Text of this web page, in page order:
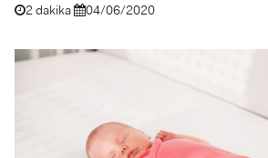
2 dakika 04/06/2020